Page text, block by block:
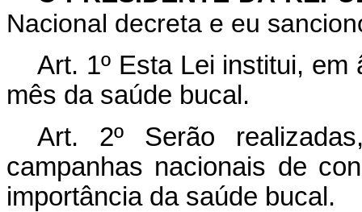
Nacional decreta e eu
Art. 1º Esta Lei institui,
mês da saúde bucal.
Art. 2ºSerão
campanhas nacionais de
importância da saúde bucal.